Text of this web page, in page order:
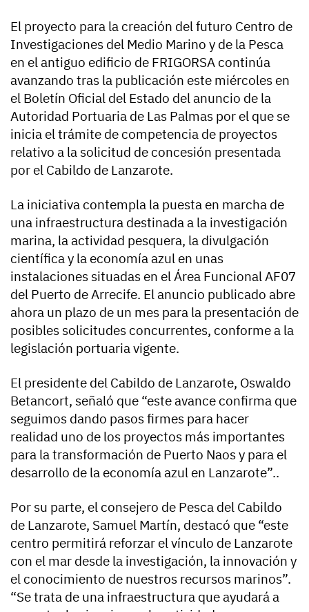
El proyecto para la creación del futuro Centro de
Investigaciones del Medio Marino y de la Pesca
en el antiguo edificio de FRIGORSA continúa
avanzando tras la publicación este miércoles en
el Boletín Oficial del Estado del anuncio de la
Autoridad Portuaria de Las Palmas por el que se
inicia el trámite de competencia de proyectos
relativo a la solicitud de concesión presentada
por el Cabildo de Lanzarote.
La iniciativa contempla la puesta en marcha de
una infraestructura destinada a la investigación
marina, la actividad pesquera, la divulgación
científica y la economía azul en unas
instalaciones situadas en el Área Funcional AF07
del Puerto de Arrecife. El anuncio publicado abre
ahora un plazo de un mes para la presentación de
posibles solicitudes concurrentes, conforme a la
legislación portuaria vigente.
El presidente del Cabildo de Lanzarote, Oswaldo
Betancort, señaló que “este avance confirma que
seguimos dando pasos firmes para hacer
realidad uno de los proyectos más importantes
para la transformación de Puerto Naos y para el
desarrollo de la economía azul en Lanzarote”..
Por su parte, el consejero de Pesca del Cabildo
de Lanzarote, Samuel Martín, destacó que “este
centro permitirá reforzar el vínculo de Lanzarote
con el mar desde la investigación, la innovación y
el conocimiento de nuestros recursos marinos”.
“Se trata de una infraestructura que ayudará a